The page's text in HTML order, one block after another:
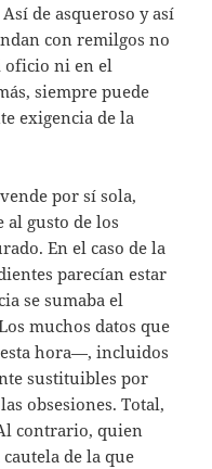
de asqueroso y así
con remilgos no
oficio ni en el
siempre puede
exigencia de la
por sí sola,
al gusto de los
En el caso de la
parecían estar
se sumaba el
muchos datos que
hora—, incluidos
sustituibles por
obsesiones. Total,
contrario, quien
de la que